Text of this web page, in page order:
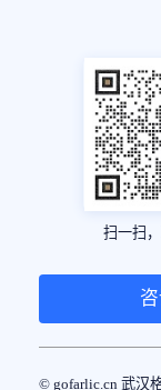
扫一扫
© gofarlic.cn 武汉